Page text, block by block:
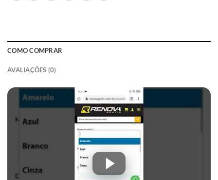
COMO COMPRAR
AVALIAÇÕES (0)